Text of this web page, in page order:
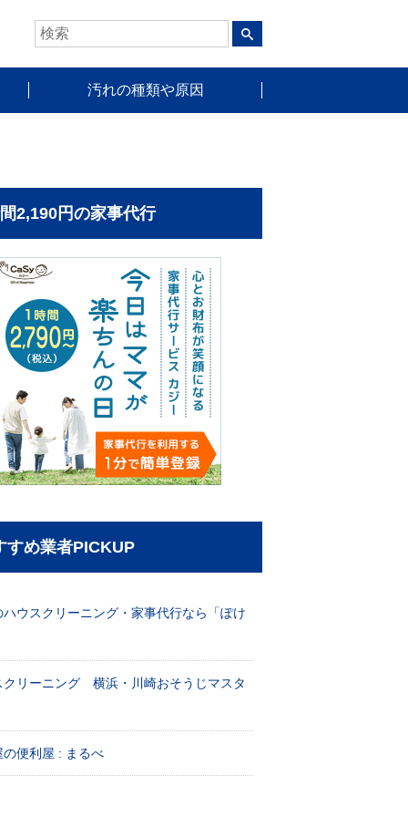
汚れの種類や原因
2,190円の家事代行
すめ業者PICKUP
ハウスクリーニング・家事代行なら「ぽけ
クリーニング 横浜・川崎おそうじマスタ
の便利屋 : まるべ